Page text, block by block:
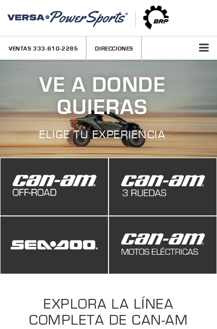
VENTAS 333-610-2285 DIRECCIONES
VE A DONDE
QUIERAS
ELIGE TU EXPERIENCIA
EXPLORA LA LÍNEA
COMPLETA DE CAN-AM